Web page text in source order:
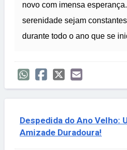
novo com imensa
serenidade sejam
durante todo o ano que se
Despedida do Ano Velho:
Amizade Duradoura!